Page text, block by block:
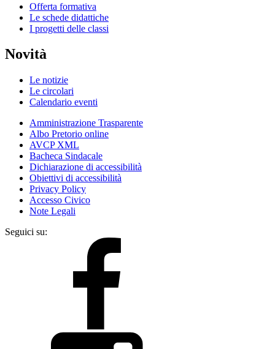
Offerta formativa
Le schede didattiche
I progetti delle classi
Novità
Le notizie
Le circolari
Calendario eventi
Amministrazione Trasparente
Albo Pretorio online
AVCP XML
Bacheca Sindacale
Dichiarazione di accessibilità
Obiettivi di accessibilità
Privacy Policy
Accesso Civico
Note Legali
Seguici su: